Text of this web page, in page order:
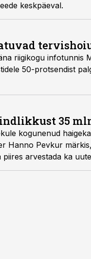
keskpäeval.
riigikogu infotunnis
50-protsendist
35
kogunenud
Hanno Pevkur
arvestada ka